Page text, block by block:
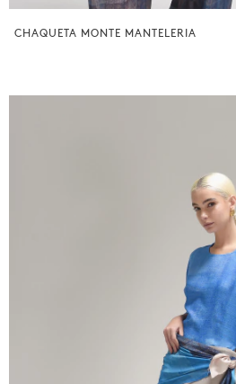
CHAQUETA MONTE MANTELERIA